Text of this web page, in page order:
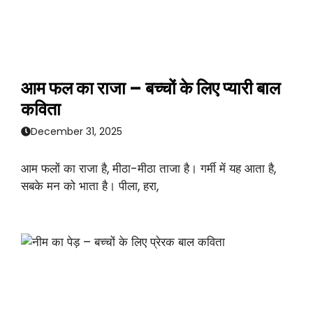
आम फल का राजा – बच्चों के लिए प्यारी बाल
कविता
December 31, 2025
आम फलों का राजा है, मीठा-मीठा ताजा है। गर्मी में यह आता है,
सबके मन को भाता है। पीला, हरा,